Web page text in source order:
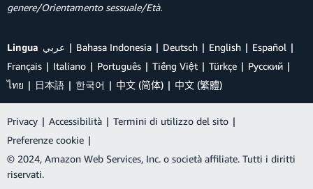
genere/Orientamento sessuale/Età.
Lingua عربي Bahasa Indonesia Deutsch English
Español
Français
Italiano Português Tiếng Việt Türkçe
Ρусский
ไทย
日本語 한국어 中文 (简体) 中文 (繁體)
Privacy | Accessibilità | Termini di utilizzo del sito |
Preferenze cookie |
© 2024, Amazon Web Services, Inc. o società affiliate. Tutti i diritti
riservati.